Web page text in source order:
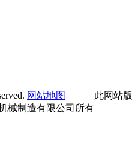
网站地图
此网站版
械制造有限公司所有